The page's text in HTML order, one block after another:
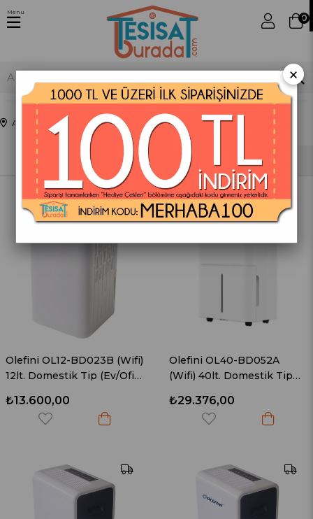
0
Menu
Anasayfa Nem Alma Cihazları
Filtreleme
Sıralama
Olefini OL12-BD023B (Wifi)
12lt. Domestik Tip (Ev/Ofis
₺13.600,00
Olefini OL40-BD052A
(Wifi) 40lt. Domestik Tip
Cihazı
₺29.376,00
×